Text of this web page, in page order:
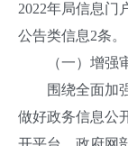
2022年局信息门
公告类信息2条。
（一）增强审
围绕全面加强
做好政务信息公